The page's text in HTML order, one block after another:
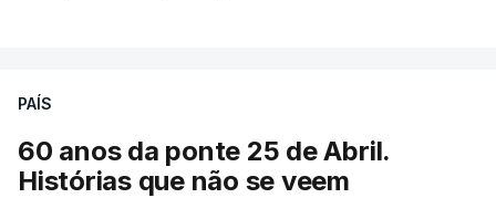
PAÍS
60 anos da ponte 25 de Abril.
Histórias que não se veem